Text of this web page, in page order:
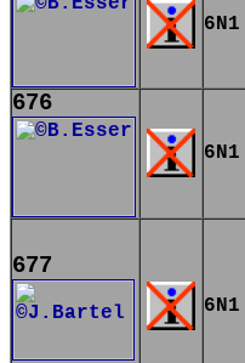
6N1
676
6N1
677
6N1